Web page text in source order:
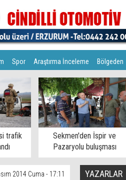
Spor Araştırma İnceleme Bölgeden
trafik
Sekmen'den İspir ve
Pazaryolu buluşması
2014 Cuma - 17:11 YAZARLAR